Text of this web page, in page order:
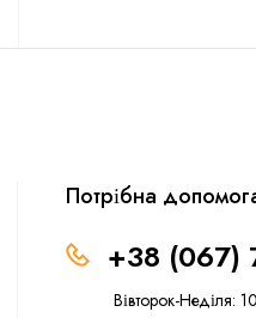
Потрібна
+38 (067)
Вівторок-Неділя: